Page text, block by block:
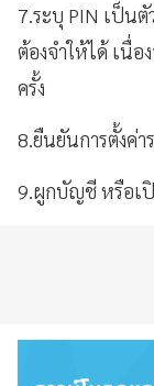
7.ระบุ PIN เป็น
ต้องจำให้ได้ เนื่อ
ครั้ง
8.ยืนยันการตั้งค่
9.ผูกบัญชี หรือเ